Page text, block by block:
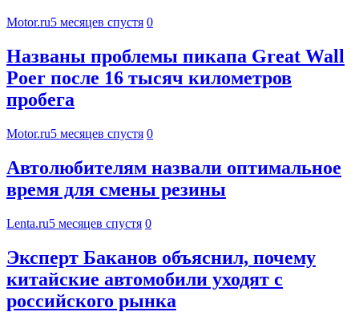
Motor.ru5 месяцев спустя 0
Названы проблемы пикапа Great Wall
Poer после 16 тысяч километров
пробега
Motor.ru5 месяцев спустя 0
Автолюбителям назвали оптимальное
время для смены резины
Lenta.ru5 месяцев спустя 0
Эксперт Баканов объяснил, почему
китайские автомобили уходят с
российского рынка